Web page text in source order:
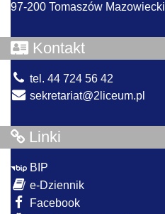
97-200 Tomaszów Mazowiecki
Kontakt
tel. 44 724 56 42
sekretariat@2liceum.pl
Linki
BIP
e-Dziennik
Facebook